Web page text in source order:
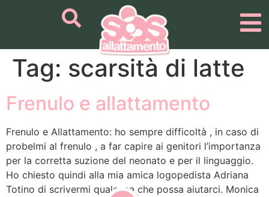
Tag: scarsità di latte
Frenulo e allattamento
Frenulo e Allattamento: ho sempre difficoltà , in caso di
probelmi al frenulo , a far capire ai genitori l’importanza
per la corretta suzione del neonato e per il linguaggio.
Ho chiesto quindi alla mia amica logopedista Adriana
Totino di scrivermi qualcosa che possa aiutarci. Monica